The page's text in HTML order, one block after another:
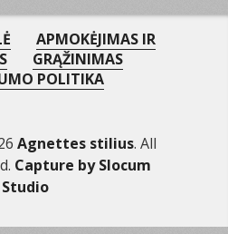
APMOKĖJIMAS IR
GRĄŽINIMAS
POLITIKA
Agnettes stilius. All
Capture by Slocum
Studio